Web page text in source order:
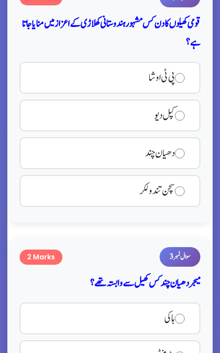
قومی کھیلوں کا دن کس مشہور ہندوستانی کھلاڑی کے اعزاز میں منایا جاتا
ہے؟
پی ٹی اوشا
کپل دیو
دھیان چند
سچن تندولکر
2 Marks سوال نمبر 3
میجر دھیان چند کس کھیل سے وابستہ تھے؟
ہاکی